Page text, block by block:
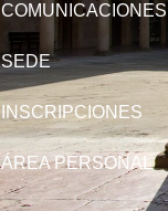
COMUNICACIONES
SEDE
INSCRIPCIONES
ÁREA PERSONAL